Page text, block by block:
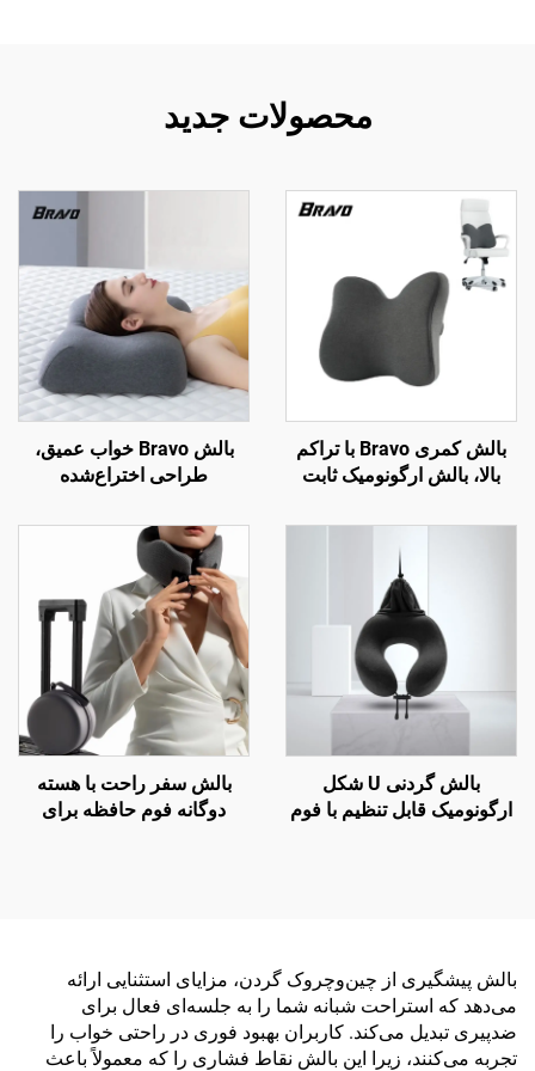
محصولات جدید
بالش کمری Bravo با تراکم
بالا، بالش ارگونومیک ثابت
تحتانی، بالش کمر B11
بالش Bravo خواب عمیق،
طراحی اختراع‌شده
خواب‌های جانبی، بالش
ارتوپدیک گردنی، بالش فوم
حافظه H8
بالش گردنی U شکل
ارگونومیک قابل تنظیم با فوم
بالش سفر راحت با هسته
دوگانه فوم حافظه برای
بالش پیشگیری از چین‌وچروک گردن، مزایای استثنایی ارائه
می‌دهد که استراحت شبانه شما را به جلسه‌ای فعال برای
ضدپیری تبدیل می‌کند. کاربران بهبود فوری در راحتی خواب را
تجربه می‌کنند، زیرا این بالش نقاط فشاری را که معمولاً باعث